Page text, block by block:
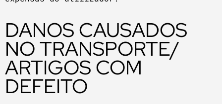
DANOS CAUSADOS
NO TRANSPORTE/
ARTIGOS COM
DEFEITO